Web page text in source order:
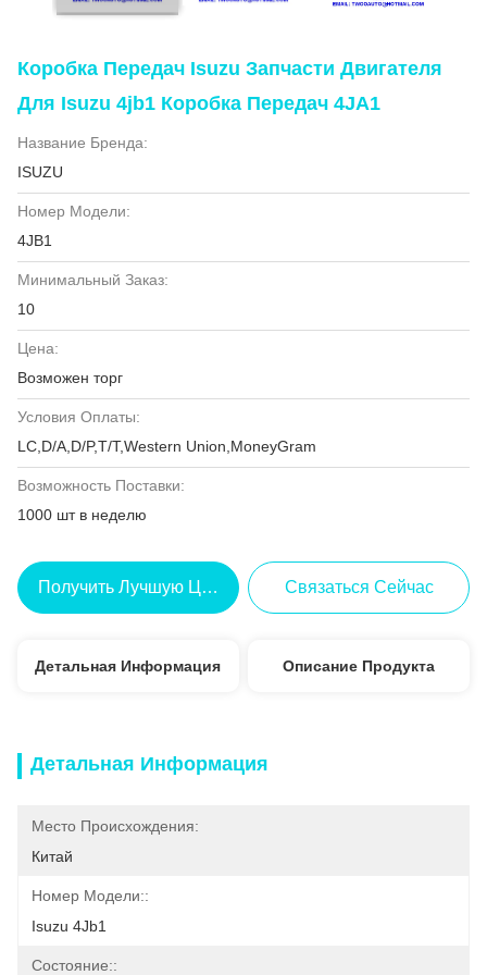
Коробка Передач Isuzu Запчасти Двигателя
Для Isuzu 4jb1 Коробка Передач 4JA1
Название Бренда:
ISUZU
Номер Модели:
4JB1
Минимальный Заказ:
10
Цена:
Возможен торг
Условия Оплаты:
LC,D/A,D/P,T/T,Western Union,MoneyGram
Возможность Поставки:
1000 шт в неделю
Получить Лучшую Цену Связаться Сейчас
Детальная Информация Описание Продукта
Детальная Информация
Место Происхождения:
Китай
Номер Модели::
Isuzu 4Jb1
Состояние::